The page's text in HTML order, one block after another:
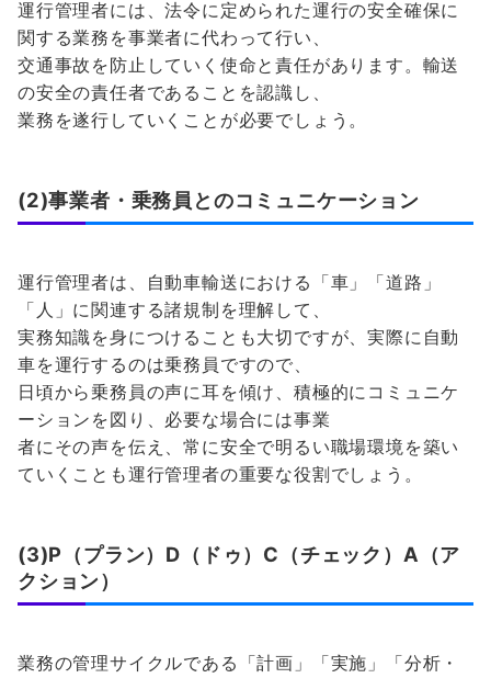
運行管理者には、法令に定められた運行の安全確保に
関する業務を事業者に代わって行い、
交通事故を防止していく使命と責任があります。輸送
の安全の責任者であることを認識し、
業務を遂行していくことが必要でしょう。
(2)事業者・乗務員とのコミュニケーション
運行管理者は、自動車輸送における「車」「道路」
「人」に関連する諸規制を理解して、
実務知識を身につけることも大切ですが、実際に自動
車を運行するのは乗務員ですので、
日頃から乗務員の声に耳を傾け、積極的にコミュニケ
ーションを図り、必要な場合には事業
者にその声を伝え、常に安全で明るい職場環境を築い
ていくことも運行管理者の重要な役割でしょう。
(3)P（プラン）D（ドゥ）C（チェック）A（ア
クション）
業務の管理サイクルである「計画」「実施」「分析・